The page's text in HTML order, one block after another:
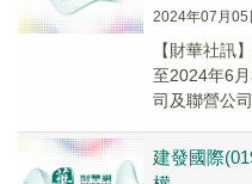
2024年07月05
【財華社訊
至2024年6
司及聯營公
建發國際